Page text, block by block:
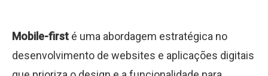
Mobile-first é uma abordagem estratégica no
desenvolvimento de websites e aplicações digitais